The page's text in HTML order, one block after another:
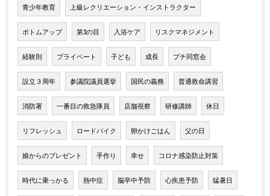
青少年教育 上級レクリエーション・インストラクター
ボトムアップ 第3の目 入浴ケア リスクマネジメント
経験則 プライベート 子ども 成長 プチ同窓会
設立３周年 参議院議員選挙 国民の義務 普通救命講習
消防署 一番目の救急隊員 店舗視察 研修講師 休日
リフレッシュ ロードバイク 卵かけごはん 父の日
娘からのプレゼント 手作り 幸せ コロナ感染防止対策
時代に乗っかる 熱中症 脳卒中予防 心疾患予防 猛暑日